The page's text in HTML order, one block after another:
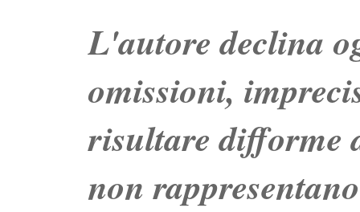
L'autore declina
omissioni,
risultare difforme
non